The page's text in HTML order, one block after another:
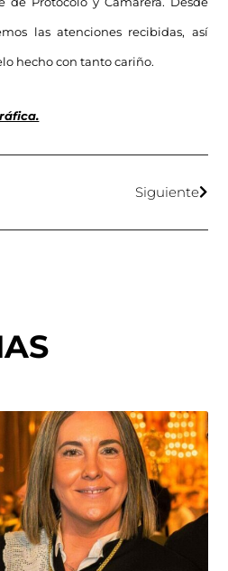
las atenciones recibidas, así
hecho con tanto cariño.
Siguiente